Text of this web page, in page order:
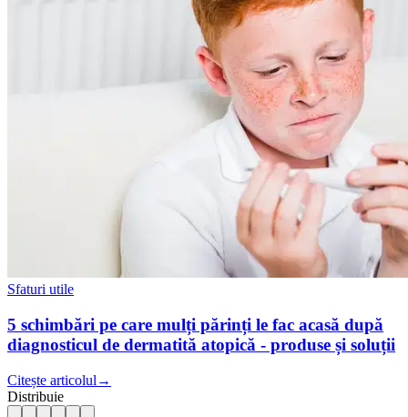
Sfaturi utile
5 schimbări pe care mulți părinți le fac acasă după
diagnosticul de dermatită atopică - produse și soluții
Citește articolul →
Distribuie